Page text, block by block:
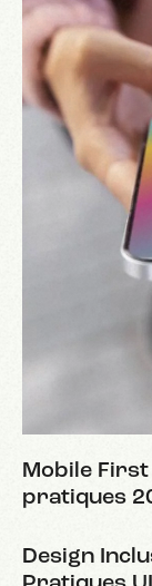
Mobile First
pratiques
Design